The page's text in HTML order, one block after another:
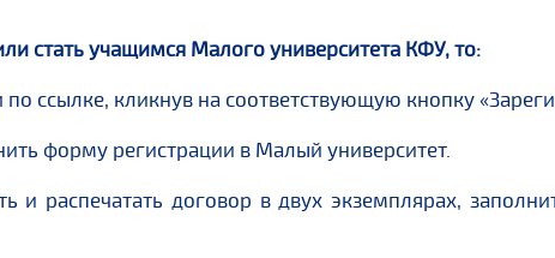
стать учащимся Малого университета КФУ, то:
по ссылке, кликнув на соответствующую кнопку
форму регистрации в Малый университет.
и распечатать договор в двух экземплярах,